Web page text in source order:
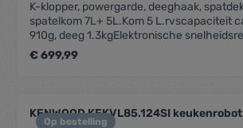
K-klopper, powergarde, deeghaak,
spatelkom 7L+ 5L.Kom 5 L.rvscapaciteit
910g, deeg 1.3kgElektronische
geintegreede weegschaalKenwood APP:
en ingrediënten
€ 699,99
Op bestelling
KENWOOD KEKVL85.124SI keukenrobot